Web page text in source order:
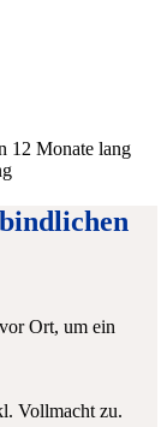
12 Monate lang
Ort, um ein
Vollmacht zu.